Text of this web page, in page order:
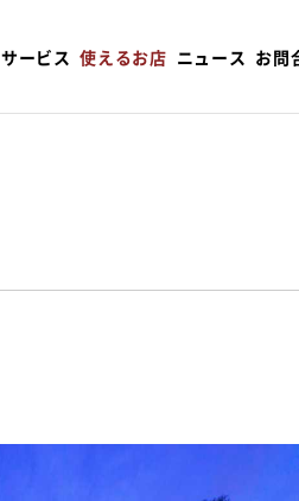
サービス 使えるお店 ニュース お問